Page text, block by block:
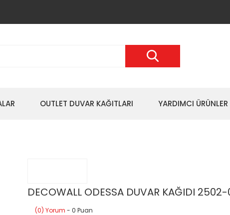
OUTLET DUVAR KAĞITLARI YARDIMCI ÜRÜNLER
DECOWALL ODESSA DUVAR KAĞIDI
(0) Yorum - 0 Puan